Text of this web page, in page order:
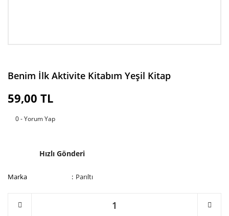
Benim İlk Aktivite Kitabım Yeşil Kitap
59,00 TL
0 - Yorum Yap
Hızlı Gönderi
Marka Parıltı